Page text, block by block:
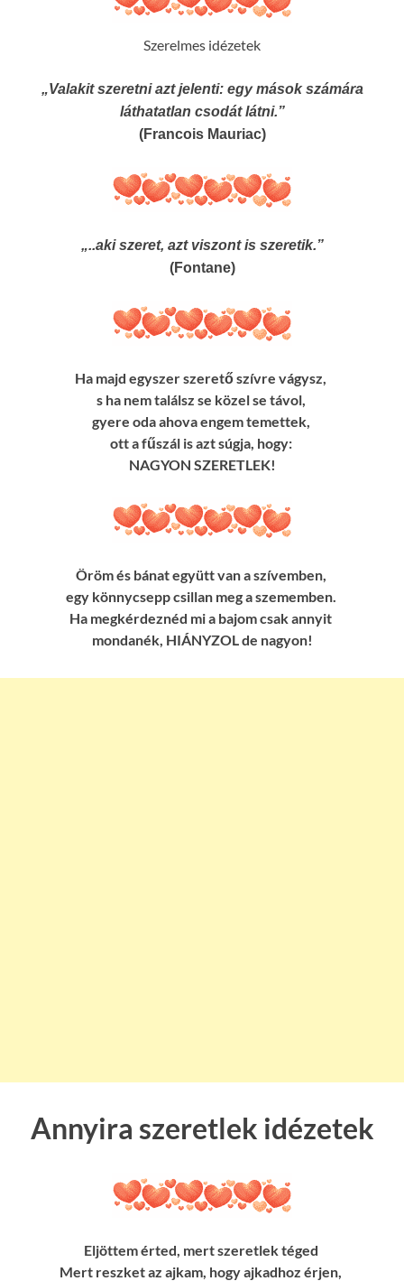
Szerelmes idézetek
„Valakit szeretni azt jelenti: egy mások számára
láthatatlan csodát látni.”
(Francois Mauriac)
„..aki szeret, azt viszont is szeretik.”
(Fontane)
Ha majd egyszer szerető szívre vágysz,
s ha nem találsz se közel se távol,
gyere oda ahova engem temettek,
ott a fűszál is azt súgja, hogy:
NAGYON SZERETLEK!
Öröm és bánat együtt van a szívemben,
egy könnycsepp csillan meg a szememben.
Ha megkérdeznéd mi a bajom csak annyit
mondanék, HIÁNYZOL de nagyon!
Annyira szeretlek idézetek
Eljöttem érted, mert szeretlek téged
Mert reszket az ajkam, hogy ajkadhoz érjen,